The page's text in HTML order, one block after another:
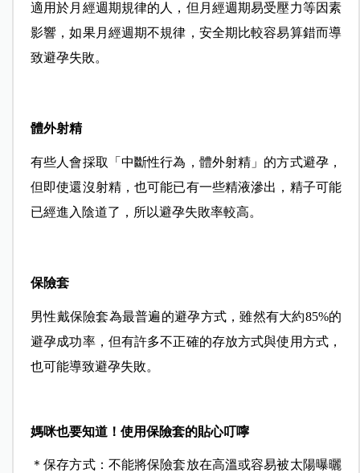
適用於月經週期規律的人，但月經週期易受壓力等因素
影響，如果月經週期不規律，安全期比較容易算錯而導
致避孕失敗。
體外射精
有些人會採取「中斷性行為，體外射精」的方式避孕，
但即使還沒射精，也可能已有一些精液滲出，精子可能
已經進入陰道了，所以避孕失敗率較高。
保險套
男性戴保險套為最普遍的避孕方式，雖然有大約85%的
避孕成功率，但有許多不正確的存放方式與使用方式，
也可能導致避孕失敗。
媽咪也要知道！使用保險套的貼心叮嚀
＊保存方式：不能將保險套放在高溫或容易被太陽曝曬